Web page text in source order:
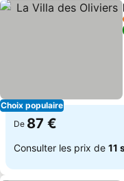
Choix populaire
De 87 €
Consulter les prix de 11